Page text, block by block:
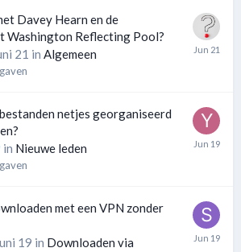
Davey Hearn en de
Washington Reflecting Pool?
21 in Algemeen
netjes georganiseerd
in Nieuwe leden
met een VPN zonder
19 in Downloaden via